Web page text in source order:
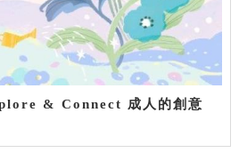
& Connect 成人的創意